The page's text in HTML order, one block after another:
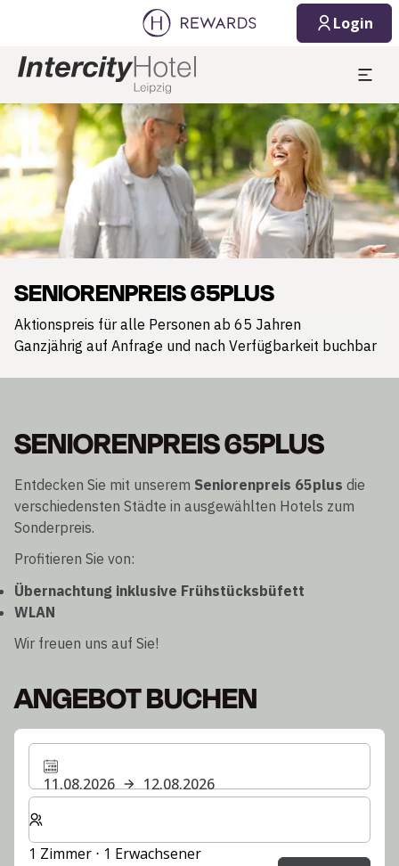
Login
Dia 1 von 1
SENIORENPREIS 65PLUS
Aktionspreis für alle Personen ab 65 Jahren
Ganzjährig auf Anfrage und nach Verfügbarkeit buchbar
SENIORENPREIS 65PLUS
Entdecken Sie mit unserem Seniorenpreis 65plus die
verschiedensten Städte in ausgewählten Hotels zum
Sonderpreis.
Profitieren Sie von:
Übernachtung inklusive Frühstücksbüfett
WLAN
Wir freuen uns auf Sie!
ANGEBOT BUCHEN
11.08.2026
12.08.2026
Wählen Sie die Anzahl der Zimmer und Gäste für Ihren
1 Zimmer ⋅ 1 Erwachsener